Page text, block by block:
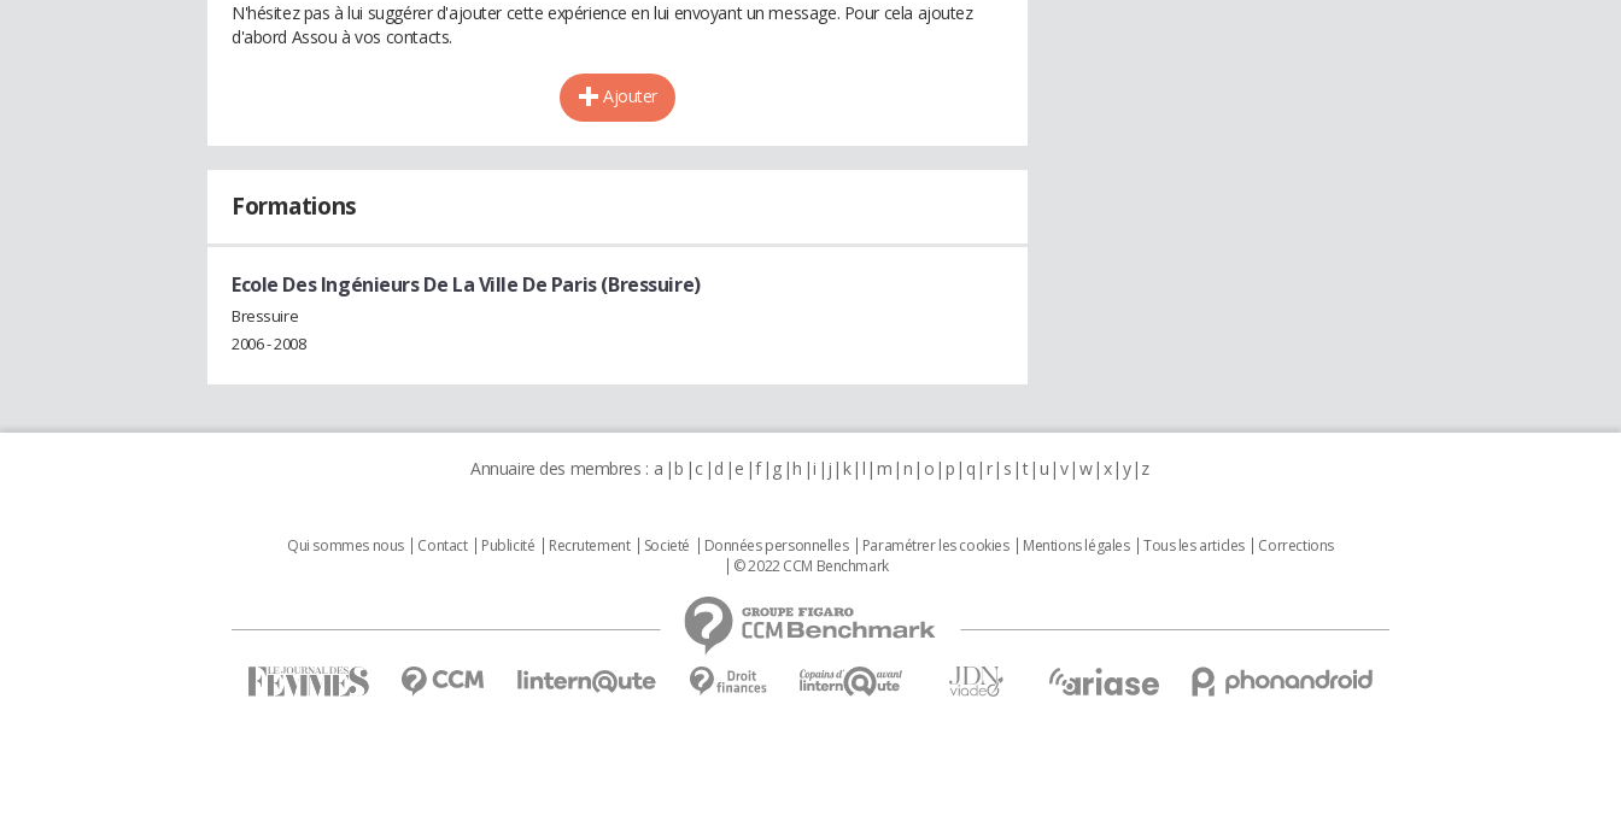
N'hésitez pas à lui suggérer d'ajouter cette expérience en lui envoyant un message. Pour cela ajoutez
d'abord Assou à vos contacts.
Ajouter
Formations
Ecole Des Ingénieurs De La Ville De Paris (Bressuire)
Bressuire
2006 - 2008
Annuaire des membres : a b c d e f g h i j k l m n o p q r s t u v w x y z
Qui sommes nous Contact Publicité Recrutement Societé Données personnelles Paramétrer les cookies Mentions légales Tous les articles
Corrections
© 2022 CCM Benchmark